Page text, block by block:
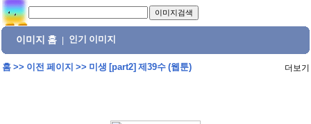
이미지 홈 인기 이미지
홈>> 이전 페이지 >> 미생 [part2] 제39수 (웹툰) 더보기